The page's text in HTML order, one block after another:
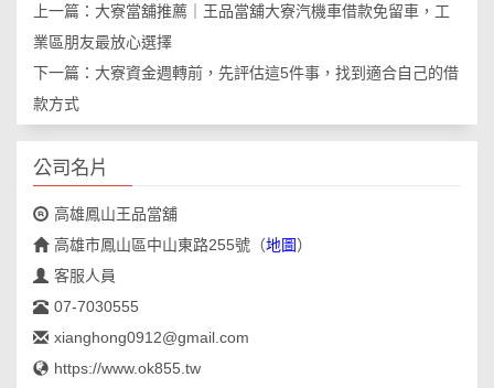
上一篇： 大寮當舖推薦｜王品當舖大寮汽機車借款免留車，工
業區朋友最放心選擇
下一篇： 大寮資金週轉前，先評估這5件事，找到適合自己的借
款方式
公司名片
高雄鳳山王品當舖
高雄市鳳山區中山東路255號 （地圖）
客服人員
07-7030555
xianghong0912@gmail.com
https://www.ok855.tw